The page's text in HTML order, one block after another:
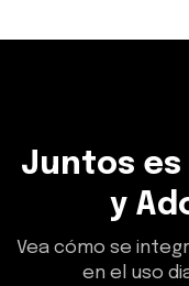
Juntos es
y
Vea cómo se
en el uso